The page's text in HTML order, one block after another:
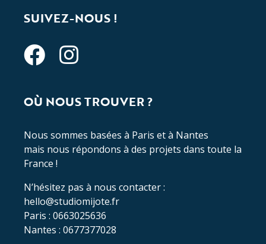
SUIVEZ-NOUS !
OÙ NOUS TROUVER ?
Nous sommes basées à Paris et à Nantes
mais nous répondons à des projets dans toute la
France !
N’hésitez pas à nous contacter :
hello@studiomijote.fr
Paris : 0663025636
Nantes : 0677377028